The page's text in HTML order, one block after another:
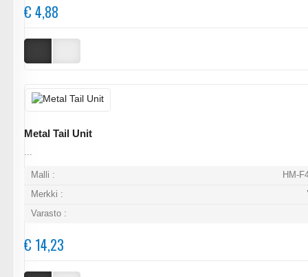
€ 4,88
Metal Tail Unit
Malli :
HM-
Merkki :
Varasto :
€ 14,23